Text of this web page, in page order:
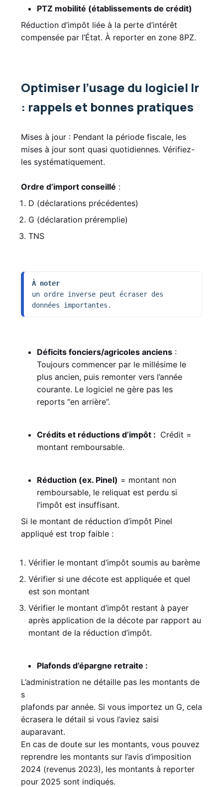
PTZ mobilité (établissements de crédit)
Réduction d’impôt liée à la perte d’intérêt
compensée par l’État. À reporter en zone 8PZ.
Optimiser l’usage du logiciel Ir
: rappels et bonnes pratiques
Mises à jour : Pendant la période fiscale, les
mises à jour sont quasi quotidiennes. Vérifiez-
les systématiquement.
Ordre d’import conseillé :
D (déclarations précédentes)
G (déclaration préremplie)
TNS
À noter
un ordre inverse peut écraser des
données importantes.
Déficits fonciers/agricoles anciens :
Toujours commencer par le millésime le
plus ancien, puis remonter vers l’année
courante. Le logiciel ne gère pas les
reports “en arrière”.
Crédits et réductions d’impôt : Crédit =
montant remboursable.
Réduction (ex. Pinel) = montant non
remboursable, le reliquat est perdu si
l’impôt est insuffisant.
Si le montant de réduction d’impôt Pinel
appliqué est trop faible :
Vérifier le montant d’impôt soumis au barème
Vérifier si une décote est appliquée et quel
est son montant
Vérifier le montant d’impôt restant à payer
après application de la décote par rapport au
montant de la réduction d’impôt.
Plafonds d’épargne retraite :
L’administration ne détaille pas les montants de
s
plafonds par année. Si vous importez un G, cela
écrasera le détail si vous l’aviez saisi
auparavant.
En cas de doute sur les montants, vous pouvez
reprendre les montants sur l’avis d’imposition
2024 (revenus 2023), les montants à reporter
pour 2025 sont indiqués.